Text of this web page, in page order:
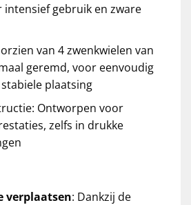
intensief gebruik en zware
van 4 zwenkwielen van
geremd, voor eenvoudig
plaatsing
Ontworpen voor
zelfs in drukke
verplaatsen: Dankzij de